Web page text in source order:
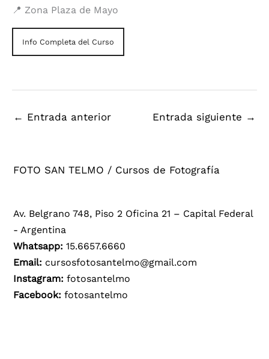
📍 Zona Plaza de Mayo
Info Completa del Curso
← Entrada anterior Entrada siguiente →
FOTO SAN TELMO / Cursos de Fotografía
Av. Belgrano 748, Piso 2 Oficina 21 – Capital Federal
- Argentina
Whatsapp:15.6657.6660
Email: cursosfotosantelmo@gmail.com
Instagram: fotosantelmo
Facebook: fotosantelmo